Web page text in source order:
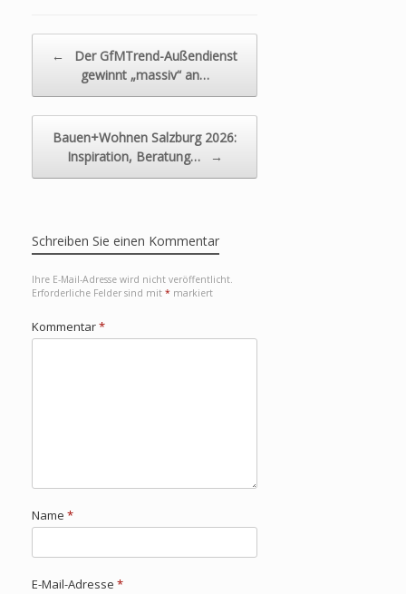
←
Der GfMTrend-Außendienst
gewinnt „massiv“ an…
Bauen+Wohnen Salzburg 2026:
Inspiration, Beratung…
→
Schreiben Sie einen Kommentar
Ihre E-Mail-Adresse wird nicht veröffentlicht.
Erforderliche Felder sind mit * markiert
Kommentar*
Name *
E-Mail-Adresse *